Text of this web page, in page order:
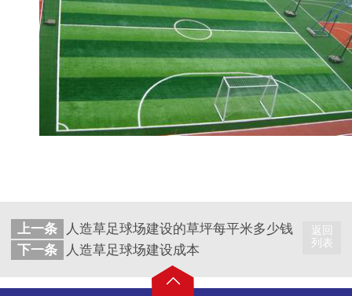
返回
列表
上一条
人造草足球场建设的草坪每平米多少钱
下一条
人造草足球场建设成本